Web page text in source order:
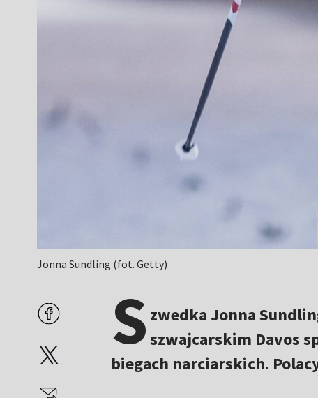
Jonna Sundling (fot. Getty)
S zwedka Jonna
szwajcarskim Davos
biegach narciarskich.